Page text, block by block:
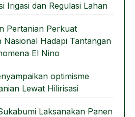
Irigasi dan Regulasi Lahan
Pertanian Perkuat
Nasional Hadapi Tantangan
El Nino
optimisme
Lewat Hilirisasi
Laksanakan Panen